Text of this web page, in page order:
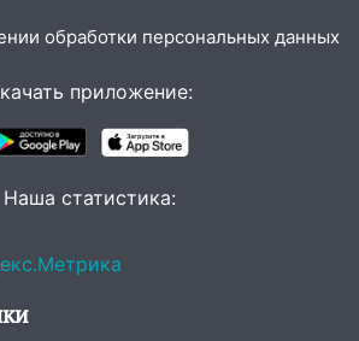
в мире сталкиваются с
облысение и как с этим
на 7 августа: пятница
творческой энергии и
06.08.2026
погоды на 7 августа в
обработки персональных данных
приложение:
Наша статистика: